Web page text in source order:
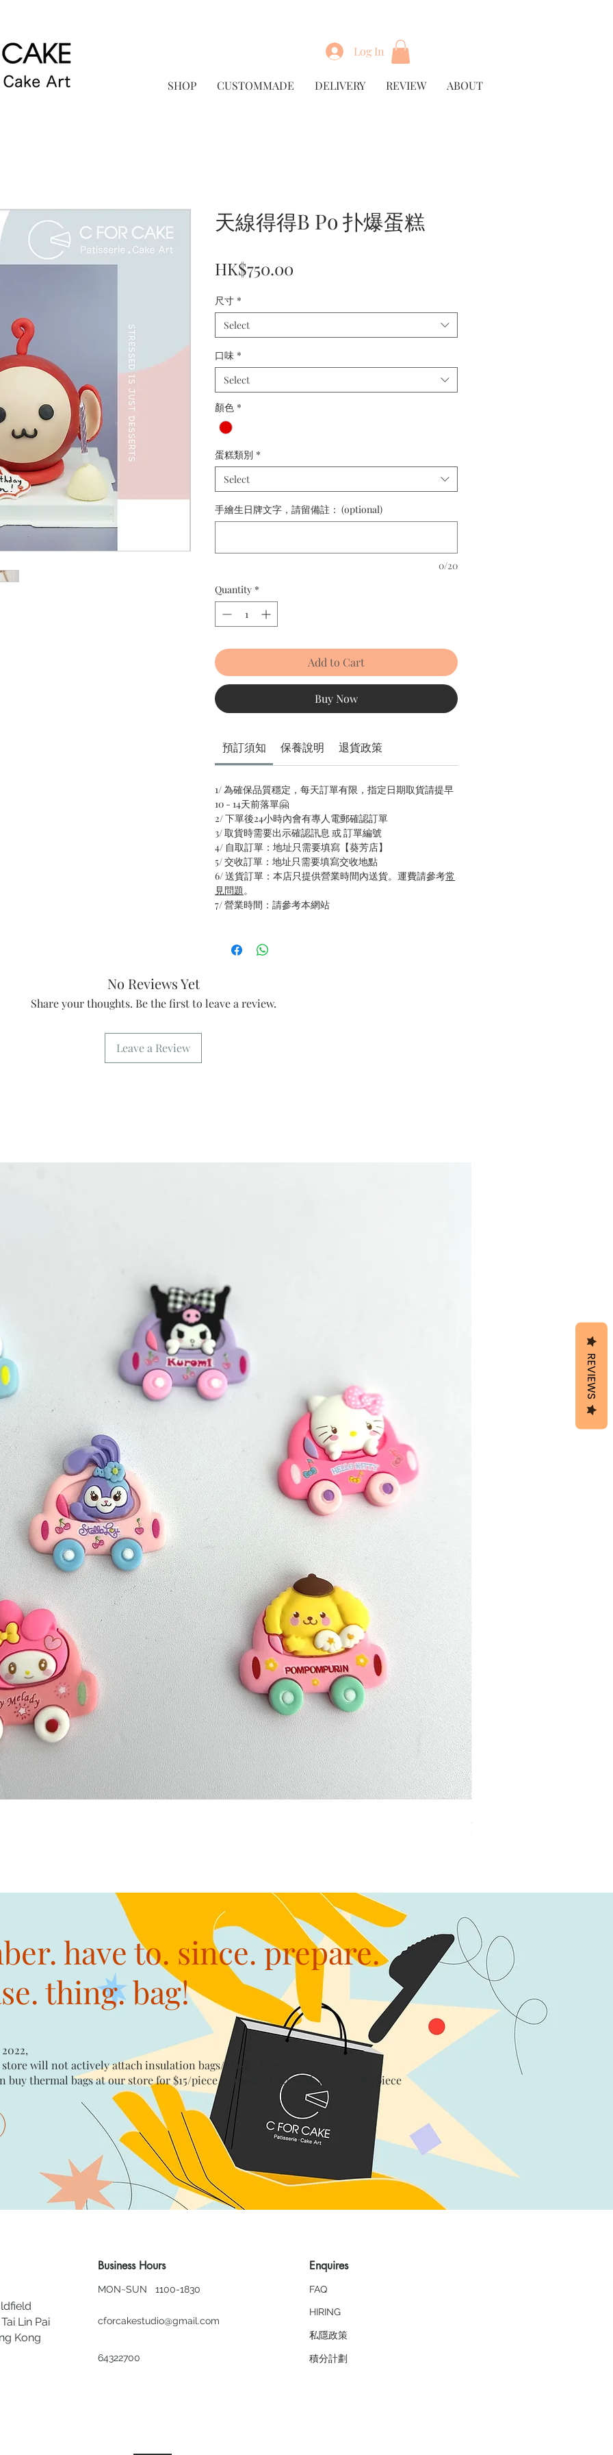
Log In
SHOP CUSTOMMADE DELIVERY REVIEW ABOUT
天線得得B Po 扑爆蛋糕
HK$750.00
尺寸 *
Select
口味 *
Select
顏色 *
蛋糕類別 *
Select
手繪生日牌文字，請留備註： (optional)
0/20
Quantity *
Add to Cart
Buy Now
預訂須知 保養說明 退貨政策
1/ 為確保品質穩定，每天訂單有限，指定日期取貨請提早
10 - 14天前落單🤗
2/ 下單後24小時內會有專人電郵確認訂單
3/ 取貨時需要出示確認訊息 或 訂單編號
4/ 自取訂單：地址只需要填寫【葵芳店】
5/ 交收訂單：地址只需要填寫交收地點
6/ 送貨訂單：本店只提供營業時間內送貨。運費請參考常
見問題。
7/ 營業時間：請參考本網站
No Reviews Yet
Share your thoughts. Be the first to leave a review.
Leave a Review
have to. since. prepare.
thing. bag!
will not actively attach insulation bags/plastic bags​
buy thermal bags at our store for $15/piece​ or plastic bags with a levy of $1/piece
Lin Pai
Kong
Business Hours
MON~SUN 1100-1830
cforcakestudio@gmail.com
64322700
Enquires
FAQ
HIRING
私隱政策
​積分計劃
REVIEWS